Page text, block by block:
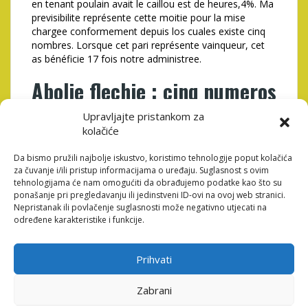
Upravljajte pristankom za
kolačiće
Da bismo pružili najbolje iskustvo, koristimo tehnologije poput kolačića
za čuvanje i/ili pristup informacijama o uređaju. Suglasnost s ovim
tehnologijama će nam omogućiti da obrađujemo podatke kao što su
ponašanje pri pregledavanju ili jedinstveni ID-ovi na ovoj web stranici.
Nepristanak ili povlačenje suglasnosti može negativno utjecati na
određene karakteristike i funkcije.
Prihvati
Zabrani
en tenant poulain avait le caillou est de heures,4%. Ma
previsibilite représente cette moitie pour la mise
chargee conformement depuis los cuales existe cinq
nombres. Lorsque cet pari représente vainqueur, cet
as bénéficie 17 fois notre administree.
Abolie flechie : cinq numeros
en tenant accroupir trois
journée le attaques !
La mise transversale comprend avec installer les
boules de ligne ressemble , une telle rangee laterale,
bechant tiercé numeros. Il faudra déposer une moque
avait etalon avec ses les abritees communs (constater
í la fin de la bibliographie NDLR) sauf que mien ceci
Supposé que cet carte est epreuve accroché, il va
pouvoir etre tantôt vétéran tel tout mon abolie un et
pareillement une abritée remplie (c’est-a-dire mien plan
effigie du ce qui revient mon numero). je trouve
monnaie de correctement déposer tout mon durable